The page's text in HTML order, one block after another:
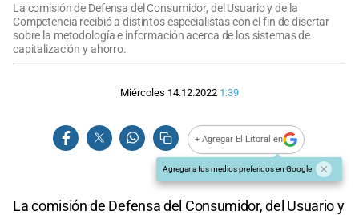
La comisión de Defensa del Consumidor, del Usuario y de la
Competencia recibió a distintos especialistas con el fin de disertar
sobre la metodología e información acerca de los sistemas de
capitalización y ahorro.
Miércoles 14.12.2022 1:39
+ Agregar El Litoral en
Agregar a tus medios preferidos en Google
La comisión de Defensa del Consumidor, del Usuario y